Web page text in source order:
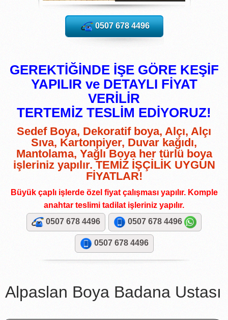
0507 678 4496
GEREKTİĞİNDE İŞE GÖRE KEŞİF
YAPILIR ve DETAYLI FİYAT
VERİLİR
TERTEMİZ TESLİM EDİYORUZ!
Sedef Boya, Dekoratif boya, Alçı, Alçı
Sıva, Kartonpiyer, Duvar kağıdı,
Mantolama, Yağlı Boya her türlü boya
işleriniz yapılır. TEMİZ İŞÇİLİK UYGUN
FİYATLAR!
Büyük çaplı işlerde özel fiyat çalışması yapılır. Komple
anahtar teslimi tadilat işleriniz yapılır.
0507 678 4496
0507 678 4496
0507 678 4496
Alpaslan Boya Badana Ustası